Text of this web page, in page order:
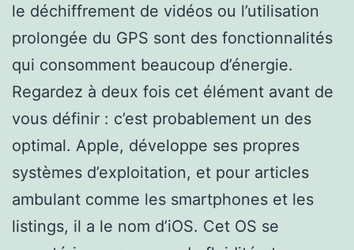
le déchiffrement de vidéos ou l’utilisation
prolongée du GPS sont des fonctionnalités
qui consomment beaucoup d’énergie.
Regardez à deux fois cet élément avant de
vous définir : c’est probablement un des
optimal. Apple, développe ses propres
systèmes d’exploitation, et pour articles
ambulant comme les smartphones et les
listings, il a le nom d’iOS. Cet OS se